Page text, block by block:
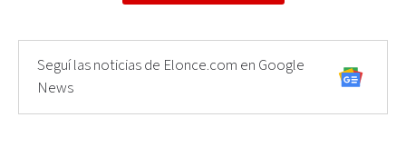
Seguí las noticias de Elonce.com en Google
News